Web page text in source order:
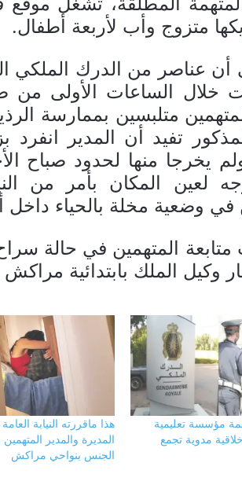
متزوج وأب لأربعة أطفال.
أن عناصر من الدرك الملكي
متلبسين بممارسة
تفيد أن المدير
يخرجا منها لحدود صباح
لعين المكان بأمر من
في وضعية مخلة بالحياء
المتهمين في حالة
وكيل الملك بابتدائية مراكش
مؤسسة تعليمية
مدوية تجمع
هذا ماقررته النيابة
المديرة والمدير
الجنس بنواحي مراكش